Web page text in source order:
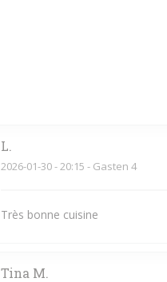
L
2026-01-30- 20:15 - Gasten 4
Très bonne cuisine
Tina M